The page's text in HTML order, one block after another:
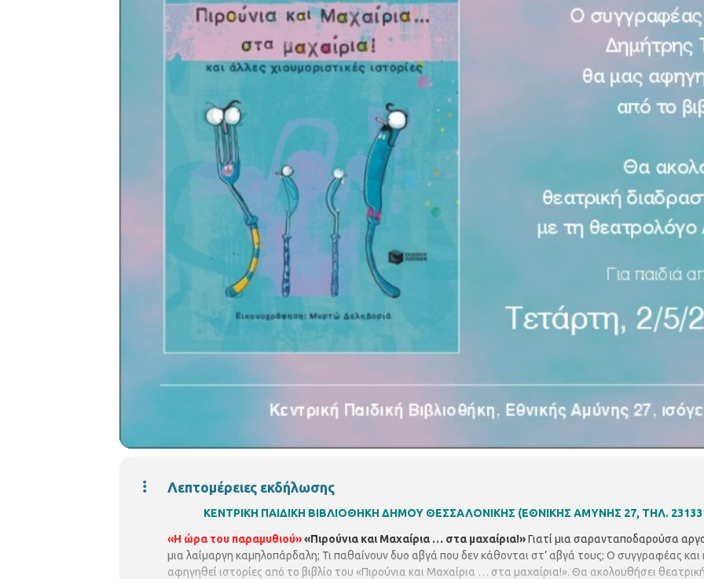
Λεπτομέρειες εκδήλωσης
ΚΕΝΤΡΙΚΗ ΠΑΙΔΙΚΗ ΒΙΒΛΙΟΘΗΚΗ ΔΗΜΟΥ ΘΕΣΣΑΛΟΝΙΚΗΣ (ΕΘΝΙΚΗΣ ΑΜΥΝΗΣ 27, ΤΗΛ.
«Η ώρα του παραμυθιού»«Πιρούνια και Μαχαίρια … στα μαχαίρια!»Γιατί μια σαρανταποδαρούσα
μια λαίμαργη καμηλοπάρδαλη; Τι παθαίνουν δυο αβγά που δεν κάθονται στ’ αβγά τους; Ο συγγραφέας και
αφηγηθεί ιστορίες από το βιβλίο του «Πιρούνια και Μαχαίρια … στα μαχαίρια!». Θα ακολουθήσει